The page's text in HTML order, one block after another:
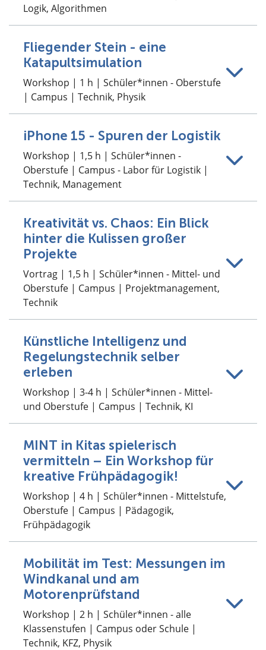
Logik, Algorithmen
Fliegender Stein - eine
Katapultsimulation
Workshop | 1 h | Schüler*innen - Oberstufe
| Campus | Technik, Physik
iPhone 15 - Spuren der Logistik
Workshop | 1,5 h | Schüler*innen -
Oberstufe | Campus - Labor für Logistik |
Technik, Management
Kreativität vs. Chaos: Ein Blick
hinter die Kulissen großer
Projekte
Vortrag | 1,5 h | Schüler*innen - Mittel- und
Oberstufe | Campus | Projektmanagement,
Technik
Künstliche Intelligenz und
Regelungstechnik selber
erleben
Workshop | 3-4 h | Schüler*innen - Mittel-
und Oberstufe | Campus | Technik, KI
MINT in Kitas spielerisch
vermitteln – Ein Workshop für
kreative Frühpädagogik!
Workshop | 4 h | Schüler*innen - Mittelstufe,
Oberstufe | Campus | Pädagogik,
Frühpädagogik
Mobilität im Test: Messungen im
Windkanal und am
Motorenprüfstand
Workshop | 2 h | Schüler*innen - alle
Klassenstufen | Campus oder Schule |
Technik, KFZ, Physik